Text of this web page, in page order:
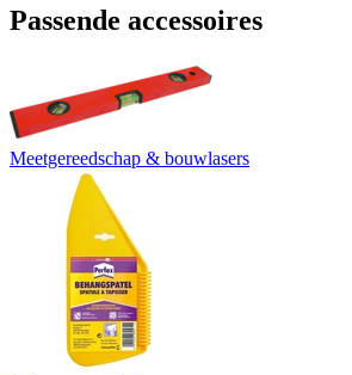
Passende accessoires
Meetgereedschap & bouwlasers